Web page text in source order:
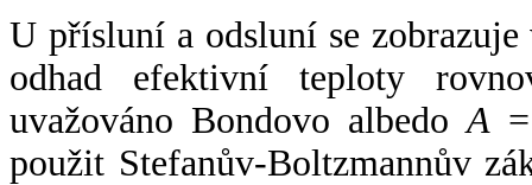
U přísluní a odsluní se
odhad efektivní teploty
uvažováno Bondovo albedoA
použit Stefanův-Boltzmannův